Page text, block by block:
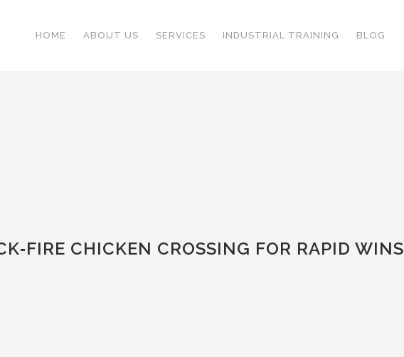
HOME ABOUT US SERVICES INDUSTRIAL TRAINING BLOG
CHICKEN CROSSING FOR RAPID WINS